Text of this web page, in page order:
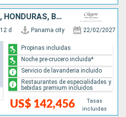
PANAMÁ, COSTA RICA, HONDURAS, BELICE, GUATEMALA, MÉXICO, ISLAS CAIMÁN, JAMAICA, ESTADOS UNIDOS
12 d Panama city 22/02/2027
US$ 142,456
Tasas
incluidas
Propinas incluidas
Noche pre-crucero incluida*
Servicio de lavanderia incluido
Restaurantes de especialidades y
bebidas premium incluidos